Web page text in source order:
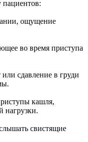
пациентов:
ощущение
во время приступа
сдавление в груди
кашля,
нагрузки.
свистящие